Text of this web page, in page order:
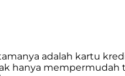
adalah kartu
hanya mempermudah